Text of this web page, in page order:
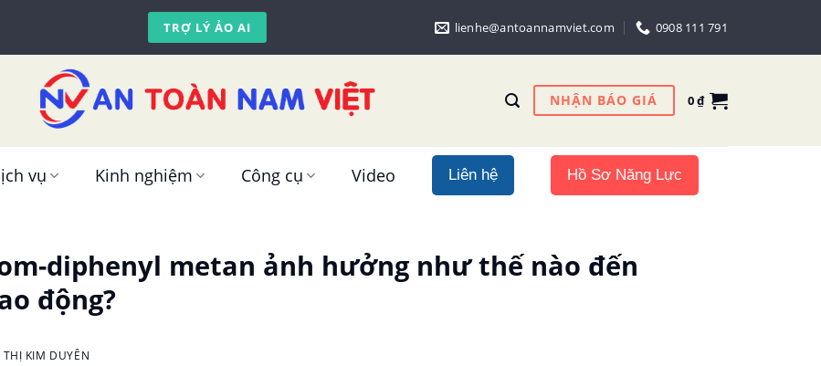
TRỢ LÝ ẢO AI lienhe@antoannamviet.com 0908 111 791
NHẬN BÁO GIÁ 0₫
vụ Kinh nghiệm Công cụ Video Liên hệ Hồ Sơ Năng Lực
diphenyl metan ảnh hưởng như thế nào đến
động?
THỊ KIM DUYÊN